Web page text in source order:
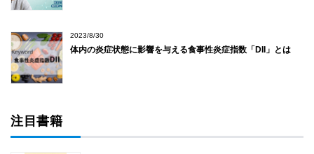
2023/8/30
体内の炎症状態に影響を与える食事性炎症指数「DII」とは
注目書籍